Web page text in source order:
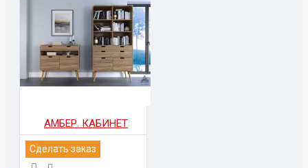
АМБЕР. КАБИНЕТ
Сделать заказ